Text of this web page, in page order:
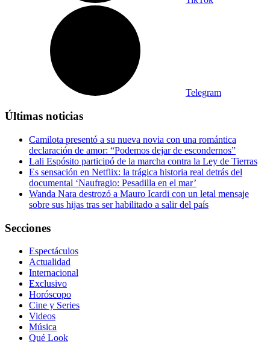
Telegram
Últimas noticias
Camilota presentó a su nueva novia con una romántica
declaración de amor: “Podemos dejar de escondernos”
Lali Espósito participó de la marcha contra la Ley de Tierras
Es sensación en Netflix: la trágica historia real detrás del
documental ‘Naufragio: Pesadilla en el mar’
Wanda Nara destrozó a Mauro Icardi con un letal mensaje
sobre sus hijas tras ser habilitado a salir del país
Secciones
Espectáculos
Actualidad
Internacional
Exclusivo
Horóscopo
Cine y Series
Videos
Música
Qué Look